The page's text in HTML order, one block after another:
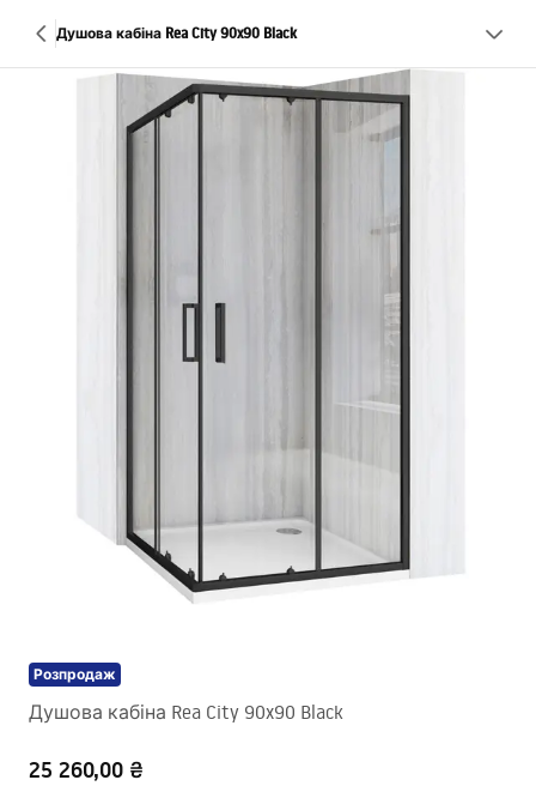
Душова кабіна Rea City 90x90 Black
Розпродаж
Душова кабіна Rea City 90x90 Black
25 260,00 ₴